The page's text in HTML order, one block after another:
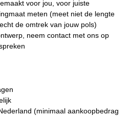
voor jou, voor juiste
meten (meet niet de lengte
de omtrek van jouw pols)
neem contact met ons op
(minimaal aankoopbedrag